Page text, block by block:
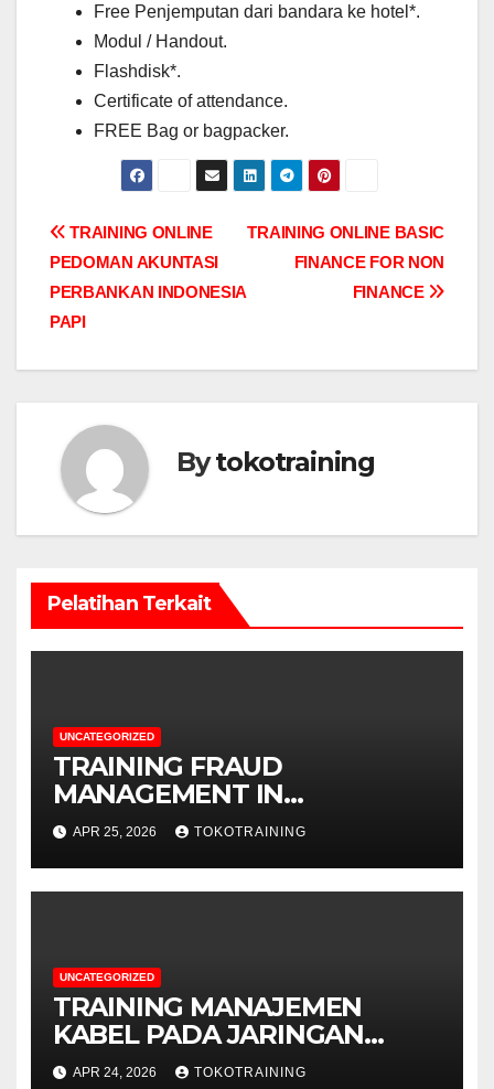
Free Penjemputan dari bandara ke hotel*.
Modul / Handout.
Flashdisk*.
Certificate of attendance.
FREE Bag or bagpacker.
Post
navigation
TRAINING ONLINE BASIC
FINANCE FOR NON
FINANCE
TRAINING ONLINE
PEDOMAN AKUNTASI
PERBANKAN INDONESIA
PAPI
Bytokotraining
Pelatihan Terkait
UNCATEGORIZED
TRAINING FRAUD
MANAGEMENT IN
TELECOMMUNICATION
BUSINESS
APR 25, 2026 TOKOTRAINING
UNCATEGORIZED
TRAINING MANAJEMEN
KABEL PADA JARINGAN
TELEKOMUNIKASI
APR 24, 2026 TOKOTRAINING